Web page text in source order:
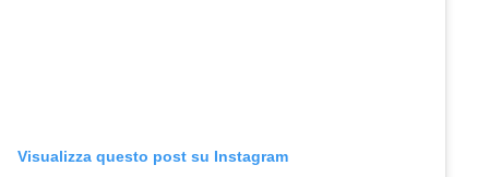
Visualizza questo post su Instagram